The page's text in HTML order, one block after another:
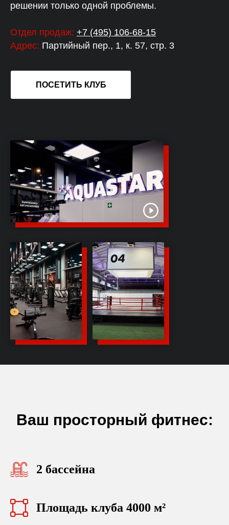
решении только одной проблемы.
Отдел продаж: +7 (495) 106-68-15
Адрес: Партийный пер., 1, к. 57, стр. 3
ПОСЕТИТЬ КЛУБ
Ваш просторный фитнес:
2 бассейна
Площадь клуба 4000 м²